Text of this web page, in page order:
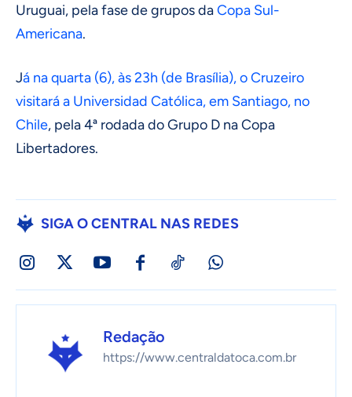
Uruguai, pela fase de grupos daCopa Sul-
Americana.
Já na quarta (6), às 23h (de Brasília), o Cruzeiro
visitará a Universidad Católica, em Santiago, no
Chile, pela 4ª rodada do Grupo D na Copa
Libertadores.
SIGA O CENTRAL NAS REDES
Redação
https://www.centraldatoca.com.br